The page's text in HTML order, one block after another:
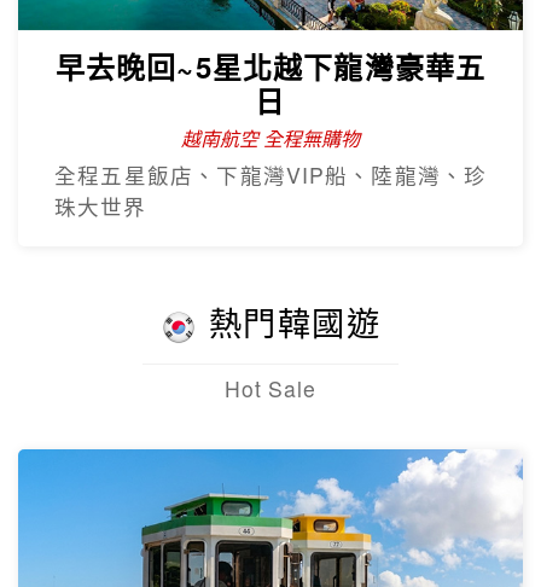
早去晚回~5星北越下龍灣豪華五
日
越南航空 全程無購物
全程五星飯店、下龍灣VIP船、陸龍灣、珍
珠大世界
熱門韓國遊
Hot Sale